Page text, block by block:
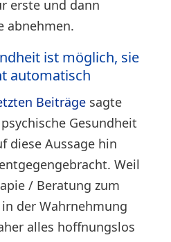
erste und dann
abnehmen.
ist möglich, sie
automatisch
Beiträgesagte
Gesundheit
diese Aussage hin
Weil
/ Beratung zum
der Wahrnehmung
alles hoffnungslos